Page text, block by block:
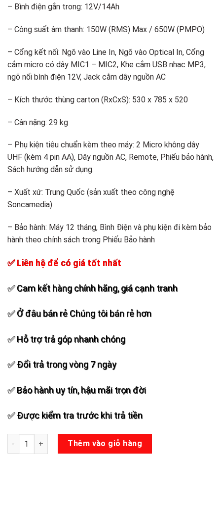
– Bình điện gắn trong: 12V/14Ah
– Công suất âm thanh: 150W (RMS) Max / 650W (PMPO)
– Cổng kết nối: Ngõ vào Line In, Ngõ vào Optical In, Cổng
cắm micro có dây MIC1 – MIC2, Khe cắm USB nhạc MP3,
ngõ nối bình điện 12V, Jack cắm dây nguồn AC
– Kích thước thùng carton (RxCxS): 530 x 785 x 520
– Cân nặng: 29 kg
– Phụ kiện tiêu chuẩn kèm theo máy: 2 Micro không dây
UHF (kèm 4 pin AA), Dây nguồn AC, Remote, Phiếu bảo hành,
Sách hướng dẫn sử dụng.
– Xuất xứ: Trung Quốc (sản xuất theo công nghệ
Soncamedia)
– Bảo hành: Máy 12 tháng, Bình Điện và phụ kiện đi kèm bảo
hành theo chính sách trong Phiếu Bảo hành
✅ Liên hệ để có giá tốt nhất
✅ Cam kết hàng chính hãng, giá cạnh tranh
✅ Ở đâu bán rẻ Chúng tôi bán rẻ hơn
✅ Hỗ trợ trả góp nhanh chóng
✅ Đổi trả trong vòng 7 ngày
✅ Bảo hành uy tín, hậu mãi trọn đời
✅ Được kiểm tra trước khi trả tiền
Loa Kéo ACNOS CBZ16G số lượng
Thêm vào giỏ hàng